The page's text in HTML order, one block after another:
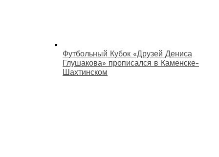
Футбольный Кубок «Друзей Дениса
Глушакова» прописался в Каменске-
Шахтинском